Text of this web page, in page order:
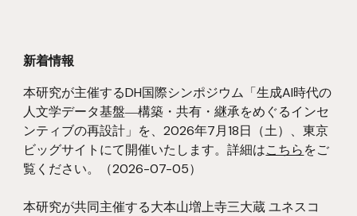
新着情報
本研究が主催するDH国際シンポジウム「生成AI時代の
人文学データ基盤―構築・共有・継承をめぐるインセ
ンティブの再設計」を、2026年7月18日（土）、東京
ビッグサイトにて開催いたします。詳細はこちらをご
覧ください。
（2026-07-05）
本研究が共同主催する大本山増上寺三大蔵 ユネスコ